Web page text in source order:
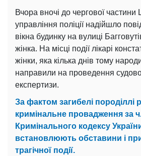
Вчора вночі до чергової частини
управління поліції надійшло
вікна будинку на вулиці
жінка. На місці події лікарі
жінки, яка кілька днів тому
направили на проведення
експертизи.
За фактом загибелі породіллі
кримінальне провадження за
Кримінального кодексу
встановлюють обставини і
трагічної події.